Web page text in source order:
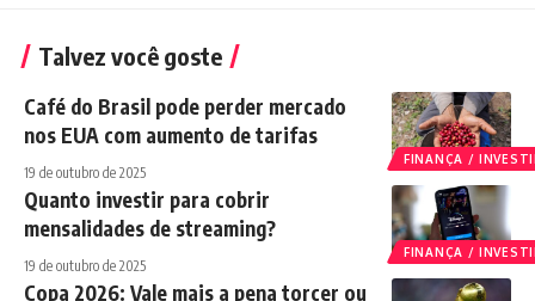
Talvez você goste
FINANÇA /
Café do Brasil pode perder mercado
nos EUA com aumento de tarifas
19 de outubro de 2025
FINANÇA /
Quanto investir para cobrir
mensalidades de streaming?
19 de outubro de 2025
Copa 2026: Vale mais a pena torcer ou